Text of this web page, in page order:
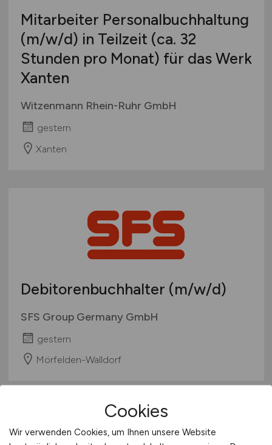
Mitarbeiter Personalbuchhaltung
(m/w/d) in Teilzeit (ca. 32
Stunden pro Monat) für das Werk
Xanten
Witzenmann Rhein-Ruhr GmbH
gestern
Xanten
Debitorenbuchhalter (m/w/d)
SFS Group Germany GmbH
gestern
Mörfelden-Walldorf
Cookies
Wir verwenden Cookies, um Ihnen unsere Website